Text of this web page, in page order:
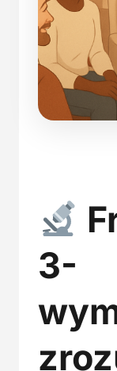
3-